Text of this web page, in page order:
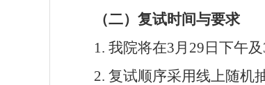
（二）复试时间与要求
1. 我院将在3月 29 日下午及
2. 复试顺序采用线上随机